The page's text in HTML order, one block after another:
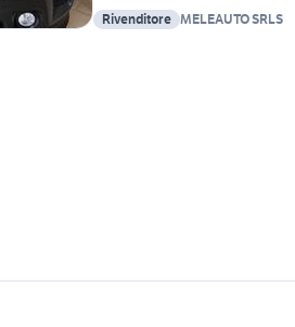
Rivenditore MELEAUTO SRLS